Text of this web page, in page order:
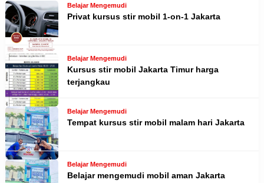
Belajar Mengemudi
Privat kursus stir mobil 1-on-1 Jakarta
Belajar Mengemudi
Kursus stir mobil Jakarta Timur harga
terjangkau
Belajar Mengemudi
Tempat kursus stir mobil malam hari Jakarta
Belajar Mengemudi
Belajar mengemudi mobil aman Jakarta